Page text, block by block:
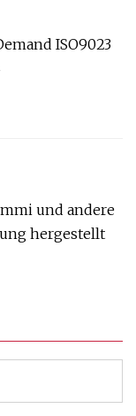
und andere
hergestellt